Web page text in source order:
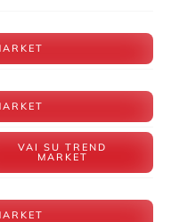
VAI SU TREND
MARKET